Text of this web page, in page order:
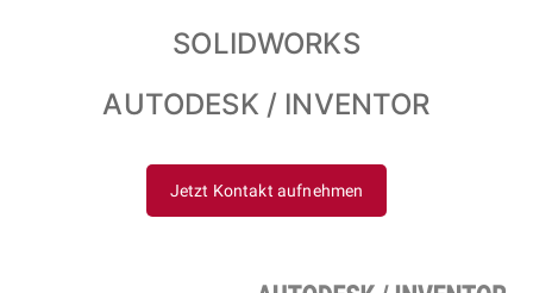
SOLIDWORKS
AUTODESK / INVENTOR
Jetzt Kontakt aufnehmen